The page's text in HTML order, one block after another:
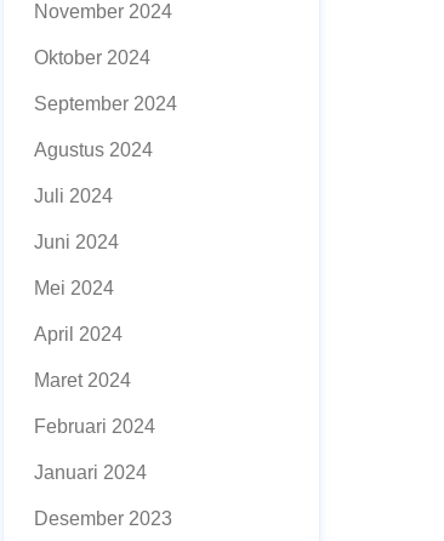
November 2024
Oktober 2024
September 2024
Agustus 2024
Juli 2024
Juni 2024
Mei 2024
April 2024
Maret 2024
Februari 2024
Januari 2024
Desember 2023